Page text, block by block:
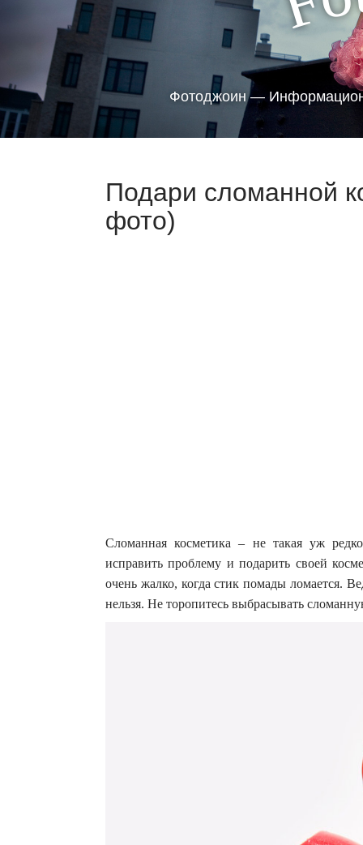
Фотоджоин —
Подари сломанной
фото)
Сломанная косметика – не такая уж
исправить проблему и подарить своей
очень жалко, когда стик помады ломается.
нельзя. Не торопитесь выбрасывать